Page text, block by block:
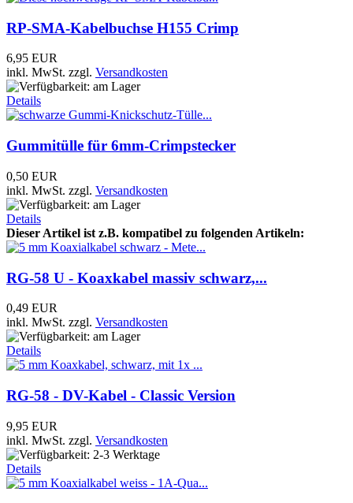
RP-SMA-Kabelbuchse H155 Crimp
6,95 EUR
inkl. MwSt. zzgl. Versandkosten
Details
Gummitülle für 6mm-Crimpstecker
0,50 EUR
inkl. MwSt. zzgl. Versandkosten
Details
Dieser Artikel ist z.B. kompatibel zu folgenden Artikeln:
RG-58 U - Koaxkabel massiv schwarz,...
0,49 EUR
inkl. MwSt. zzgl. Versandkosten
Details
RG-58 - DV-Kabel - Classic Version
9,95 EUR
inkl. MwSt. zzgl. Versandkosten
Details